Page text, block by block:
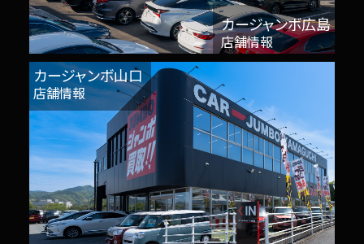
カージャンボ広島
店舗情報
カージャンボ山口
店舗情報